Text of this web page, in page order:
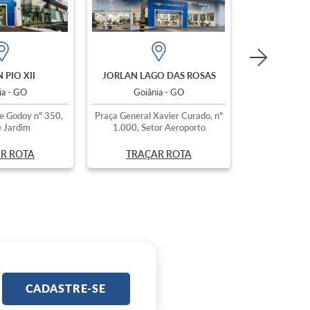
PIO XII
- GO
Godoy nº 350,
Jardim
ROTA
JORLAN LAGO DAS ROSAS
Goiânia - GO
Praça General Xavier Curado, nº
1.000, Setor Aeroporto
TRAÇAR ROTA
CADASTRE-SE